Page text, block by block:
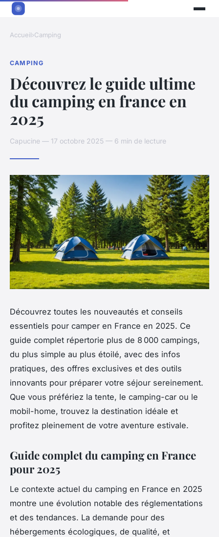
Accueil›Camping
CAMPING
Découvrez le guide ultime
du camping en france en
2025
Capucine — 17 octobre 2025 — 6 min de lecture
Découvrez toutes les nouveautés et conseils
essentiels pour camper en France en 2025. Ce
guide complet répertorie plus de 8 000 campings,
du plus simple au plus étoilé, avec des infos
pratiques, des offres exclusives et des outils
innovants pour préparer votre séjour sereinement.
Que vous préfériez la tente, le camping-car ou le
mobil-home, trouvez la destination idéale et
profitez pleinement de votre aventure estivale.
Guide complet du camping en France
pour 2025
Le contexte actuel du camping en France en 2025
montre une évolution notable des réglementations
et des tendances. La demande pour des
hébergements écologiques, de qualité, et